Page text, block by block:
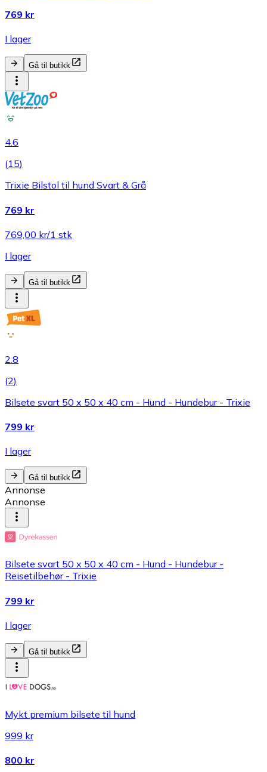
769 kr
I lager
Gå til butikk
4.6
(15)
Trixie Bilstol til hund Svart & Grå
769 kr
769,00 kr/1 stk
I lager
Gå til butikk
2.8
(2)
Bilsete svart 50 x 50 x 40 cm - Hund - Hundebur - Trixie
799 kr
I lager
Gå til butikk
Annonse
Annonse
Bilsete svart 50 x 50 x 40 cm - Hund - Hundebur -
Reisetilbehør - Trixie
799 kr
I lager
Gå til butikk
Mykt premium bilsete til hund
999 kr
800 kr